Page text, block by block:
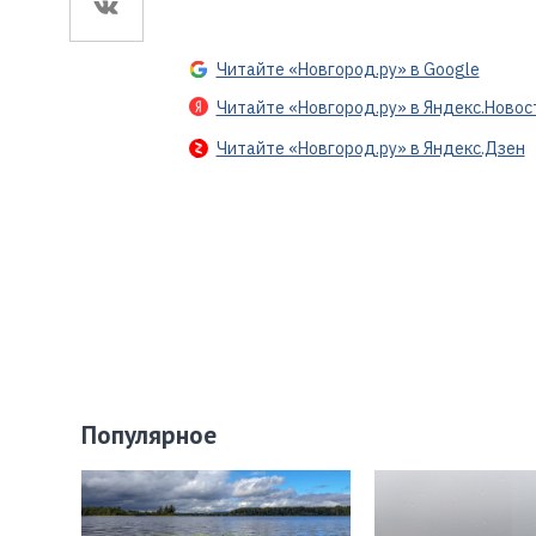
Читайте «Новгород.ру» в Google
Читайте «Новгород.ру» в
Читайте «Новгород.ру» в Яндекс.Дзен
Популярное